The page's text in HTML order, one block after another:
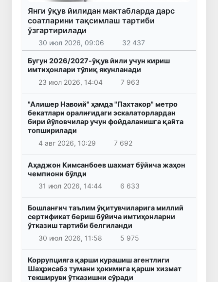
Янги ўқув йилидан мактабларда дарс
соатларини тақсимлаш тартиби
ўзгартирилади
30 июл 2026, 09:06 32 437
Бугун 2026/2027-ўқув йили учун кириш
имтиҳонлари тўлиқ якунланади
23 июл 2026, 14:04
7 963
"Алишер Навоий" ҳамда "Пахтакор" метро
бекатлари оралиғидаги эскалаторлардан
бири йўловчилар учун фойдаланишга қайта
топширилади
4 авг 2026, 10:29
7 692
Аҳаджон Кимсанбоев шахмат бўйича жаҳон
чемпиони бўлди
31 июл 2026, 14:44
6 633
Бошланғич таълим ўқитувчиларига миллий
сертификат бериш бўйича имтиҳонларни
ўтказиш тартиби белгиланди
30 июл 2026, 11:58
5 975
Коррупцияга қарши курашиш агентлиги
Шаҳрисабз тумани ҳокимига қарши хизмат
текшируви ўтказишни сўради